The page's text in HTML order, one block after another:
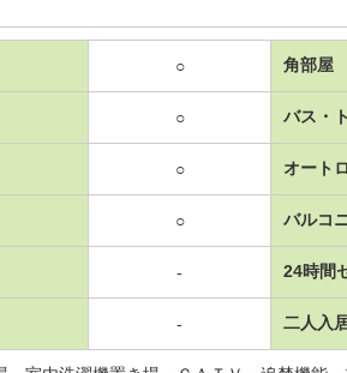
○ 角部屋
○ バス・
○ オート
○ バルコ
- 24時間
- 二人入